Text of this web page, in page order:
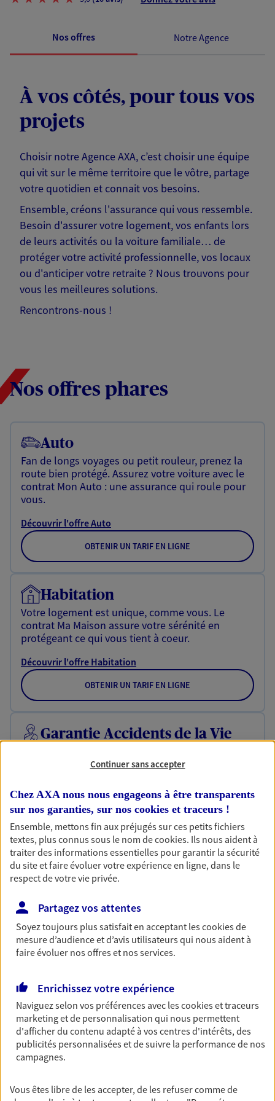
Nos offres Notre Agence
À vos côtés, pour tous vos
projets
Choisir notre Agence AXA, c’est choisir une équipe
qui vit sur le même territoire que le vôtre, partage
votre quotidien et connait vos besoins.
Ensemble, créons l'assurance qui vous ressemble.
Besoin d'assurer votre logement, vos enfants lors
de leurs activités ou la voiture familiale… de
protéger votre activité professionnelle, vos locaux
ou d'anticiper votre retraite ? Nous trouvons pour
vous les meilleures solutions.
Rencontrons-nous !
Nos offres phares
Auto
Fan de longs voyages ou petit rouleur, prenez la
route bien protégé. Assurez votre voiture avec le
contrat Mon Auto : une assurance qui roule pour
vous.
Découvrir l'offre Auto
OBTENIR UN TARIF EN LIGNE
Habitation
Votre logement est unique, comme vous. Le
contrat Ma Maison assure votre sérénité en
protégeant ce qui vous tient à coeur.
Découvrir l'offre Habitation
OBTENIR UN TARIF EN LIGNE
Garantie Accidents de la Vie
ou grande lectrice… personne n'est à l'abri d'un
Accident, protégez votre qualité de vie et vos
revenus.
Découvrir l'offre Garantie Accidents de la Vie
OBTENIR UN TARIF EN LIGNE
Gagnez en simplicité et en sérénité avec votre
assurance multirisque entreprise. Un contrat
unique pour protéger vos locaux, matériels pro,
équipements et stocks… sans oublier votre
Découvrir l'offre Multirisque Entreprise
DEMANDER UN DEVIS
Continuer sans accepter
Chez AXA nous nous engageons à être transparents
sur nos garanties, sur nos cookies et traceurs !
Ensemble, mettons fin aux préjugés sur ces petits fichiers
textes, plus connus sous le nom decookies. Ils nous aident à
traiter des informations essentielles pour garantir la sécurité
du site et faire évoluer votre expérience en ligne, dans le
respect de votre vie privée.
Partagez vos attentes
Soyez toujours plus satisfait en acceptant lescookiesde
mesure d’audience et d’avis utilisateurs qui nous aident à
faire évoluer nos offres et nos services.
Enrichissez votre expérience
Naviguez selon vos préférences avec lescookies et traceurs
marketing et de personnalisation qui nous permettent
d'afficher du contenu adapté à vos centres d'intérêts, des
publicités personnalisées et de suivre la performance de nos
campagnes.
Vous êtes libre de les accepter, de les refuser comme de